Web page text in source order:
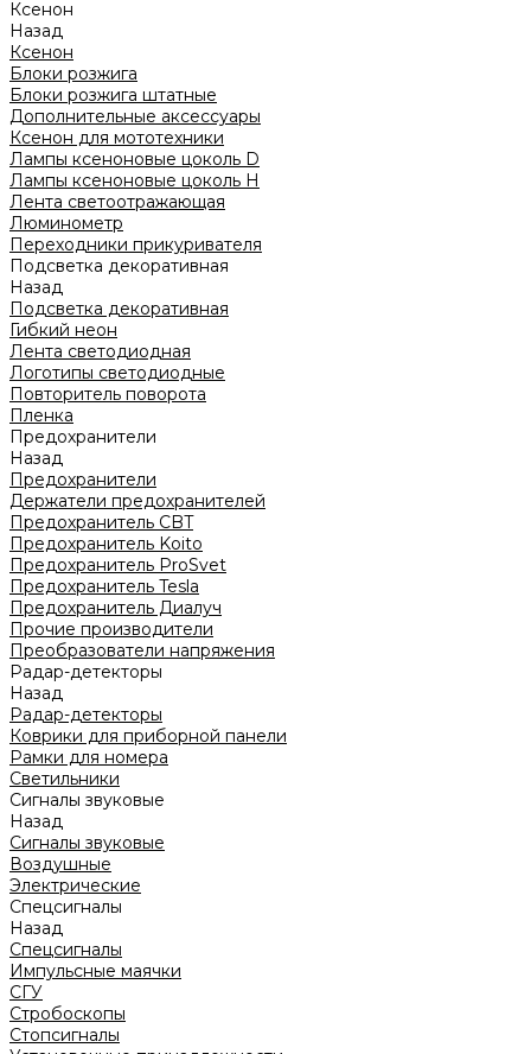
Ксенон
Назад
Ксенон
Блоки розжига
Блоки розжига штатные
Дополнительные аксессуары
Ксенон для мототехники
Лампы ксеноновые цоколь D
Лампы ксеноновые цоколь H
Лента светоотражающая
Люминометр
Переходники прикуривателя
Подсветка декоративная
Назад
Подсветка декоративная
Гибкий неон
Лента светодиодная
Логотипы светодиодные
Повторитель поворота
Пленка
Предохранители
Назад
Предохранители
Держатели предохранителей
Предохранитель CBT
Предохранитель Koito
Предохранитель ProSvet
Предохранитель Tesla
Предохранитель Диалуч
Прочие производители
Преобразователи напряжения
Радар-детекторы
Назад
Радар-детекторы
Коврики для приборной панели
Рамки для номера
Светильники
Сигналы звуковые
Назад
Сигналы звуковые
Воздушные
Электрические
Спецсигналы
Назад
Спецсигналы
Импульсные маячки
СГУ
Стробоскопы
Стопсигналы